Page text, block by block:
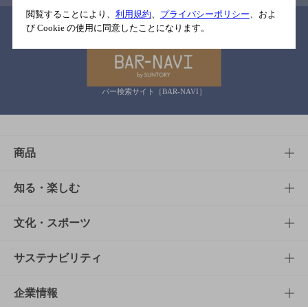
関連リンク
バー検索サイト［BAR-NAVI］
商品
商品TOP
商品一覧
商品発売情報
栄養成分一覧
知る・楽しむ
知る・楽しむTOP
キャンペーン
工場見学
文化・スポーツ
文化・スポーツTOP
サントリーホール
サステナビリティ
サステナビリティTOP
企業情報
閲覧することにより、 利用規約、 プライバシーポリシー、およ
び Cookie の使用に同意したことになります。